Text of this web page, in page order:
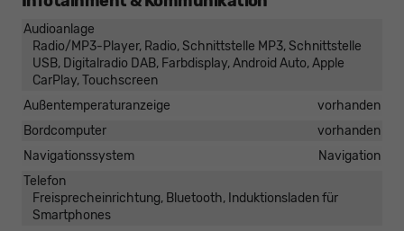
Audioanlage
Radio/MP3-Player, Radio, Schnittstelle MP3, Schnittstelle
USB, Digitalradio DAB, Farbdisplay, Android Auto, Apple
CarPlay, Touchscreen
Außentemperaturanzeige
vorhanden
Bordcomputer
vorhanden
Navigationssystem
Navigation
Telefon
Freisprecheinrichtung, Bluetooth, Induktionsladen für
Smartphones